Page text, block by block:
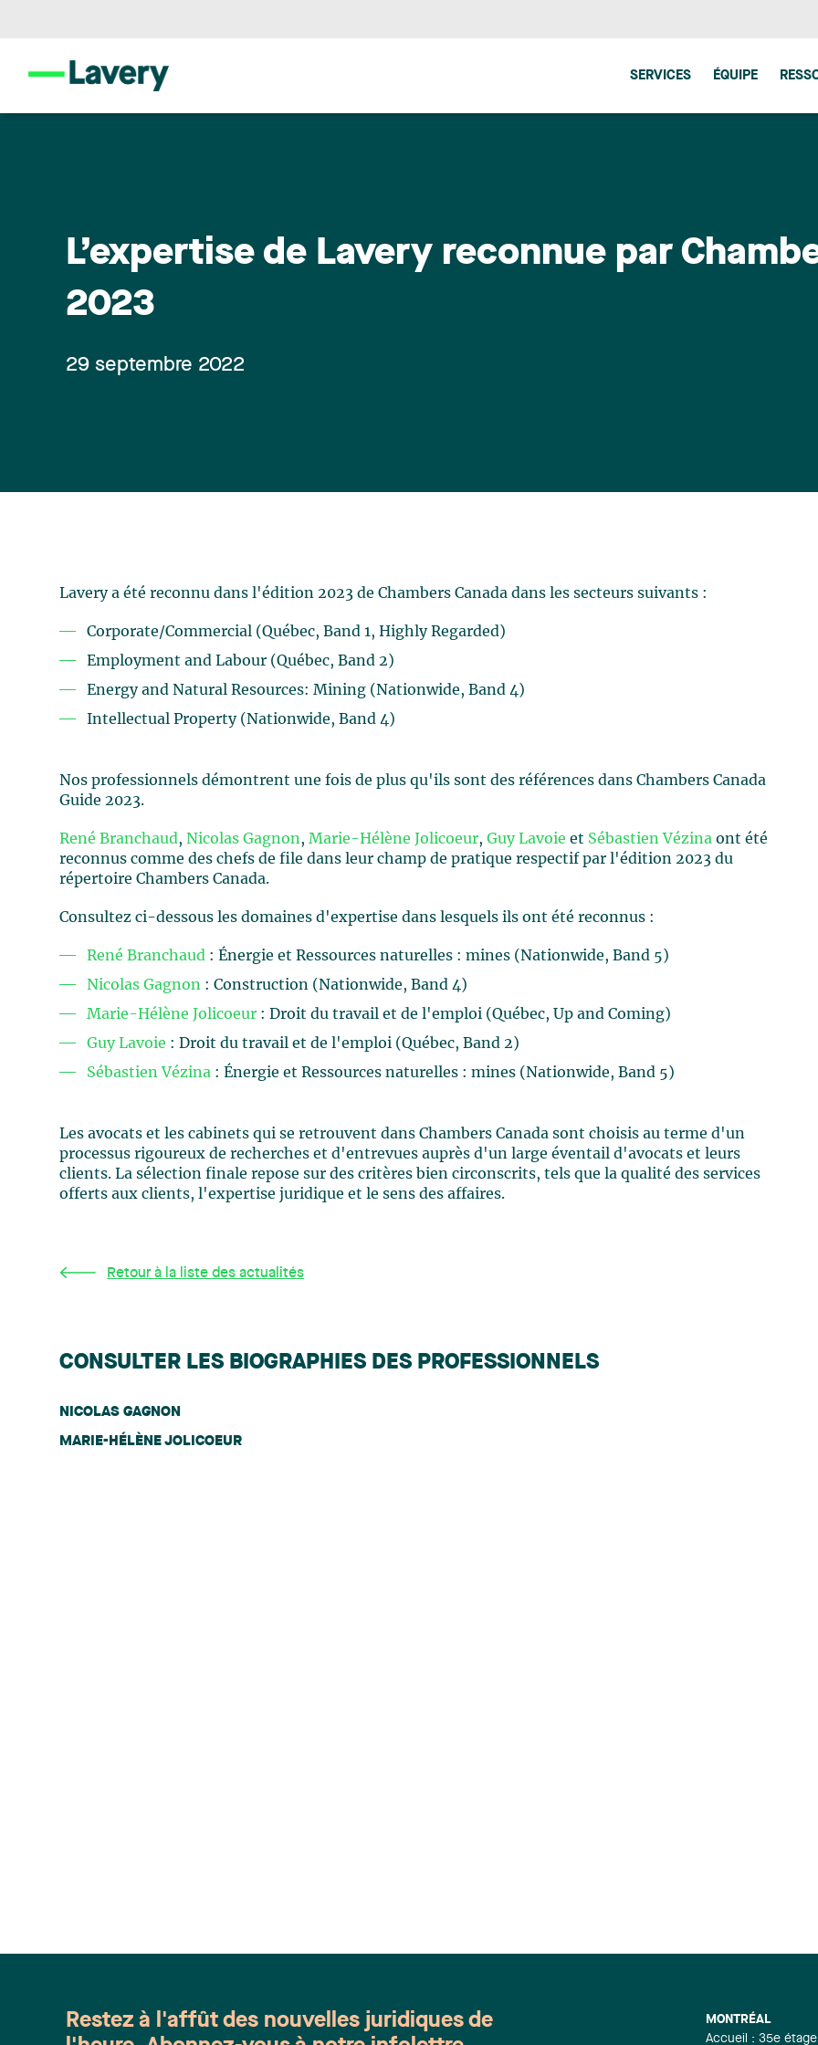
SERVICES ÉQUIPE
L’expertise de Lavery reconnue par
2023
29 septembre 2022
Lavery a été reconnu dans l'édition 2023 de Chambers Canada dans les secteurs suivants :
Corporate/Commercial (Québec, Band 1, Highly Regarded)
Employment and Labour (Québec, Band 2)
Energy and Natural Resources: Mining (Nationwide, Band 4)
Intellectual Property (Nationwide, Band 4)
Nos professionnels démontrent une fois de plus qu'ils sont des références dans Chambers Canada
Guide 2023.
René Branchaud , Nicolas Gagnon, Marie-Hélène Jolicoeur,Guy Lavoie et Sébastien Vézina ont été
reconnus comme des chefs de file dans leur champ de pratique respectif par l'édition 2023 du
répertoire Chambers Canada.
Consultez ci-dessous les domaines d'expertise dans lesquels ils ont été reconnus :
René Branchaud : Énergie et Ressources naturelles : mines (Nationwide, Band 5)
Nicolas Gagnon : Construction (Nationwide, Band 4)
Marie-Hélène Jolicoeur : Droit du travail et de l'emploi (Québec, Up and Coming)
Guy Lavoie : Droit du travail et de l'emploi (Québec, Band 2)
Sébastien Vézina : Énergie et Ressources naturelles : mines (Nationwide, Band 5)
Les avocats et les cabinets qui se retrouvent dans Chambers Canada sont choisis au terme d'un
processus rigoureux de recherches et d'entrevues auprès d'un large éventail d'avocats et leurs
clients. La sélection finale repose sur des critères bien circonscrits, tels que la qualité des services
offerts aux clients, l'expertise juridique et le sens des affaires.
Retour à la liste des actualités
CONSULTER LES BIOGRAPHIES DES PROFESSIONNELS
NICOLAS GAGNON
MARIE-HÉLÈNE JOLICOEUR
MONTRÉAL
Accueil : 35e étage
Restez à l'affût des nouvelles juridiques de